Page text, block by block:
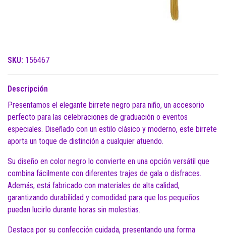
SKU: 156467
Descripción
Presentamos el elegante birrete negro para niño, un accesorio
perfecto para las celebraciones de graduación o eventos
especiales. Diseñado con un estilo clásico y moderno, este birrete
aporta un toque de distinción a cualquier atuendo.
Su diseño en color negro lo convierte en una opción versátil que
combina fácilmente con diferentes trajes de gala o disfraces.
Además, está fabricado con materiales de alta calidad,
garantizando durabilidad y comodidad para que los pequeños
puedan lucirlo durante horas sin molestias.
Destaca por su confección cuidada, presentando una forma